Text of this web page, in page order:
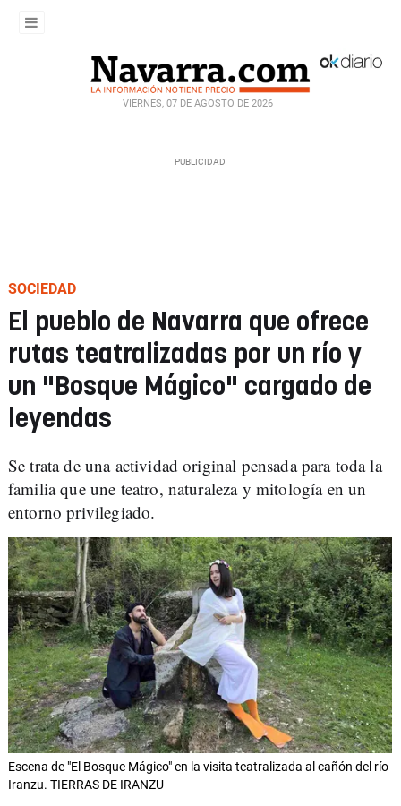
VIERNES, 07 DE AGOSTO DE 2026
SOCIEDAD
El pueblo de Navarra que ofrece
rutas teatralizadas por un río y
un "Bosque Mágico" cargado de
leyendas
Se trata de una actividad original pensada para toda la
familia que une teatro, naturaleza y mitología en un
entorno privilegiado.
Escena de "El Bosque Mágico" en la visita teatralizada al cañón del río
Iranzu. TIERRAS DE IRANZU